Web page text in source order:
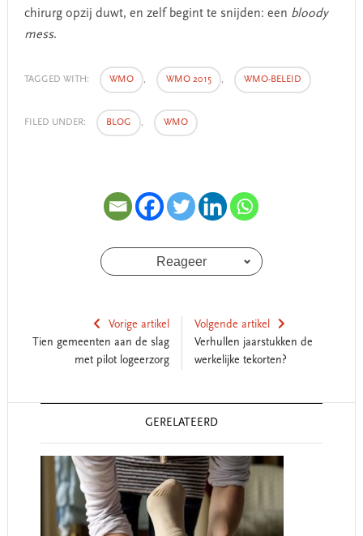
chirurg opzij duwt, en zelf begint te snijden: een bloody
mess.
TAGGED WITH: WMO , WMO 2015 , WMO-BELEID
FILED UNDER: BLOG , WMO
Reageer
Vorige artikel
Tien gemeenten aan de slag
met pilot logeerzorg
Volgende artikel
Verhullen jaarstukken de
werkelijke tekorten?
GERELATEERD